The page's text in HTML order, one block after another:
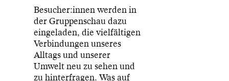
Besucher:innen werden in
der Gruppenschau dazu
eingeladen, die vielfältigen
Verbindungen unseres
Alltags und unserer
Umwelt neu zu sehen und
zu hinterfragen. Was auf